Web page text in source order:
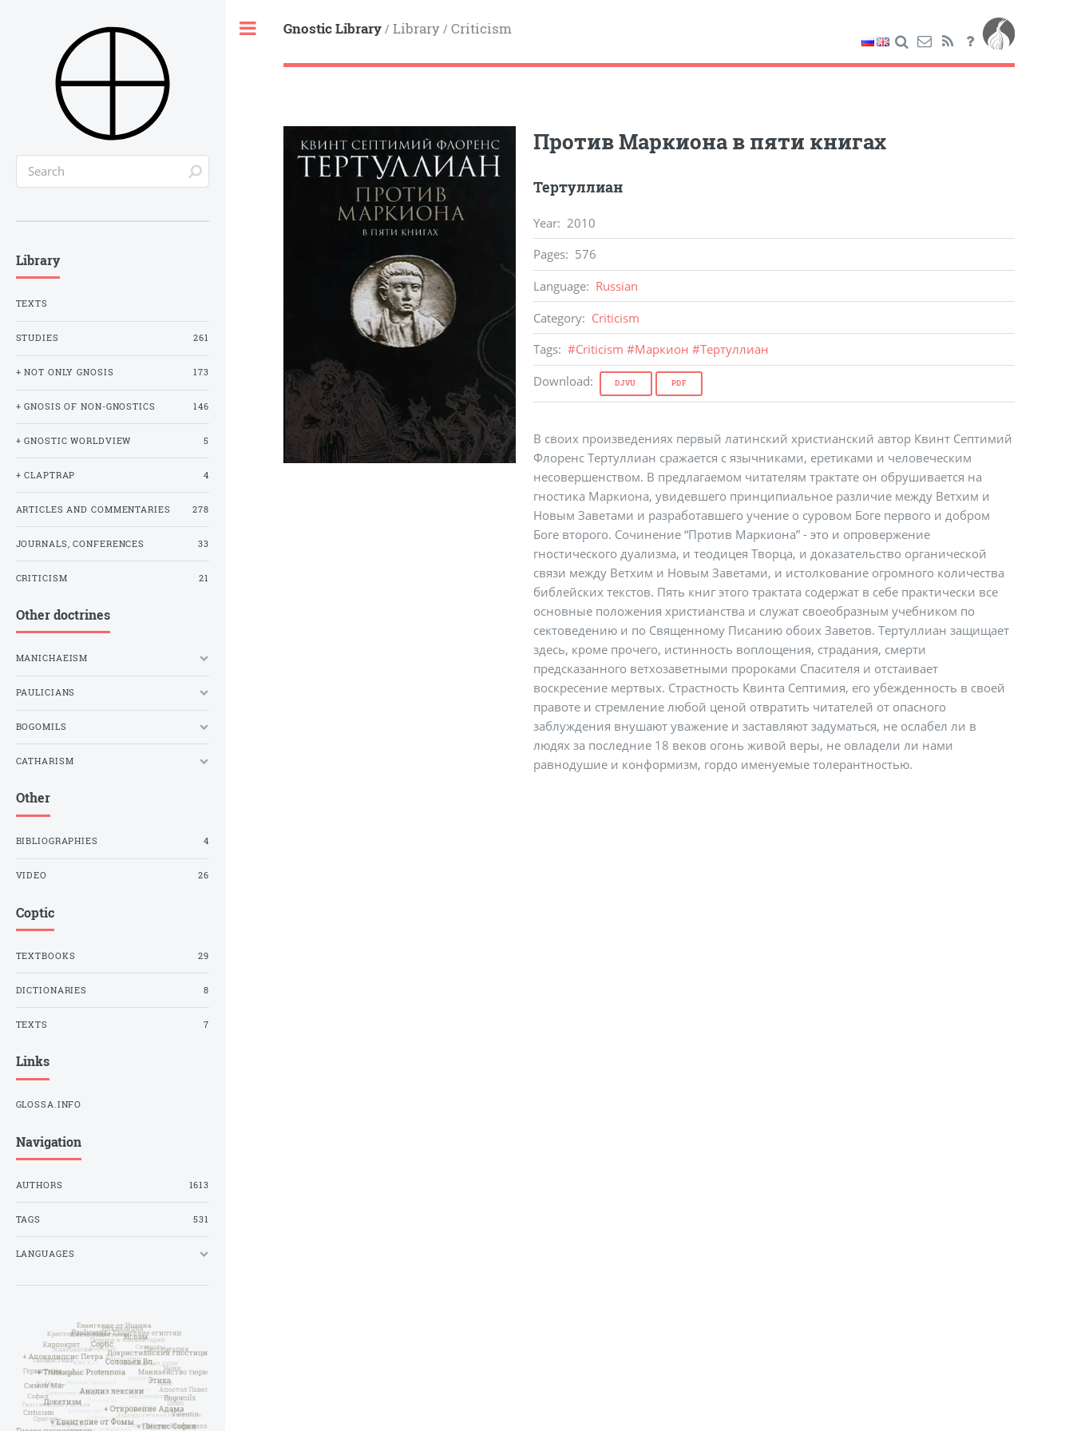
Gnostic Library/ Library/ Criticism
Против Маркиона в пяти книгах
Тертуллиан
Year: 2010
Pages: 576
Language: Russian
Category: Criticism
Tags: #Criticism #Маркион #Тертуллиан
Download: DJVU PDF
В своих произведениях первый латинский христианский автор Квинт Септимий
Флоренс Тертуллиан сражается с язычниками, еретиками и человеческим
несовершенством. В предлагаемом читателям трактате он обрушивается на
гностика Маркиона, увидевшего принципиальное различие между Ветхим и
Новым Заветами и разработавшего учение о суровом Боге первого и добром
Боге второго. Сочинение “Против Маркиона” - это и опровержение
гностического дуализма, и теодицея Творца, и доказательство органической
связи между Ветхим и Новым Заветами, и истолкование огромного количества
библейских текстов. Пять книг этого трактата содержат в себе практически все
основные положения христианства и служат своеобразным учебником по
сектоведению и по Священному Писанию обоих Заветов. Тертуллиан защищает
здесь, кроме прочего, истинность воплощения, страдания, смерти
предсказанного ветхозаветными пророками Спасителя и отстаивает
воскресение мертвых. Страстность Квинта Септимия, его убежденность в своей
правоте и стремление любой ценой отвратить читателей от опасного
заблуждения внушают уважение и заставляют задуматься, не ослабел ли в
людях за последние 18 веков огонь живой веры, не овладели ли нами
равнодушие и конформизм, гордо именуемые толерантностью.
Library
TEXTS
STUDIES 261
+ NOT ONLY GNOSIS 173
+ GNOSIS OF NON-GNOSTICS 146
+ GNOSTIC WORLDVIEW 5
+ CLAPTRAP 4
ARTICLES AND COMMENTARIES 278
JOURNALS, CONFERENCES 33
CRITICISM 21
Other doctrines
MANICHAEISM
PAULICIANS
BOGOMILS
CATHARISM
Other
BIBLIOGRAPHIES 4
VIDEO 26
Coptic
TEXTBOOKS 29
DICTIONARIES 8
TEXTS 7
Links
GLOSSA.INFO
Navigation
AUTHORS 1613
TAGS 531
LANGUAGES
Toggle